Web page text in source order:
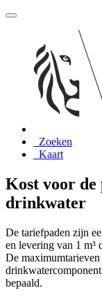
Zoeken
Kaart
Kost voor de
drinkwater
De tariefpaden zijn
en levering van 1 m³
De
bepaald.